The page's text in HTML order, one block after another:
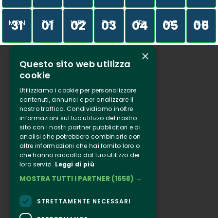
MON
31 TUE
01 WED
02 THU
03 FRI
04 SAT
05 SUN
06
Who we are
Tenuta Selvaggia
Contacts
Online ticketing
Clappit
Information
Follow Us
Facebook
×
Questo sito web utilizza
cookie
Utilizziamo i cookie per personalizzare
contenuti, annunci e per analizzare il
nostro traffico. Condividiamo inoltre
informazioni sul tuo utilizzo del nostro
sito con i nostri partner pubblicitari e di
analisi che potrebbero combinarle con
altre informazioni che hai fornito loro o
che hanno raccolto dal tuo utilizzo dei
loro servizi. Leggi di più
MOSTRA TUTTI I PARTNER (1658) →
STRETTAMENTE NECESSARI